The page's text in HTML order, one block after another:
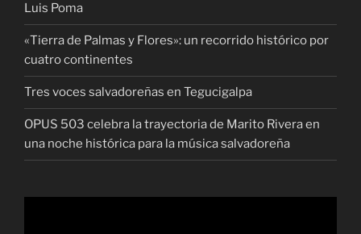
Luis Poma
«Tierra de Palmas y Flores»: un recorrido histórico por
cuatro continentes
Tres voces salvadoreñas en Tegucigalpa
OPUS 503 celebra la trayectoria de Marito Rivera en
una noche histórica para la música salvadoreña